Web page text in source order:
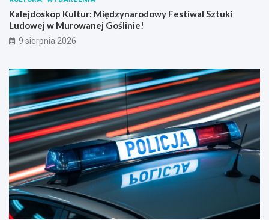
o
d
y
z
t
u
k
u
d
o
w
e
j
w
M
u
r
o
w
a
Kalejdoskop Kultur: Międzynarodowy Festiwal Sztuki
Ludowej w Murowanej Goślinie!
9 sierpnia 2026